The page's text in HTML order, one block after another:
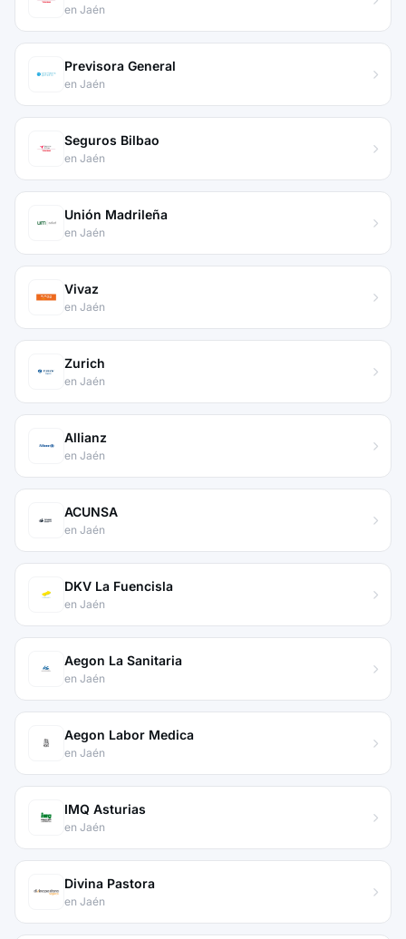
en Jaén
Previsora General
en Jaén
Seguros Bilbao
en Jaén
Unión Madrileña
en Jaén
Vivaz
en Jaén
Zurich
en Jaén
Allianz
en Jaén
ACUNSA
en Jaén
DKV La Fuencisla
en Jaén
Aegon La Sanitaria
en Jaén
Aegon Labor Medica
en Jaén
IMQ Asturias
en Jaén
Divina Pastora
en Jaén